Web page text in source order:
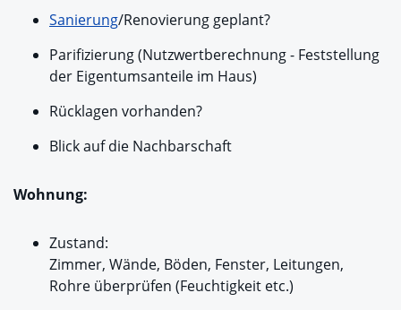
Sanierung/Renovierung geplant?
Parifizierung (Nutzwertberechnung - Feststellung
der Eigentumsanteile im Haus)
Rücklagen vorhanden?
Blick auf die Nachbarschaft
Wohnung:
Zustand:
Zimmer, Wände, Böden, Fenster, Leitungen,
Rohre überprüfen (Feuchtigkeit etc.)